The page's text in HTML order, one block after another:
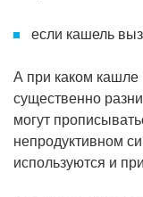
если кашель
А при каком кашле
существенно
могут
непродуктивном
используются и